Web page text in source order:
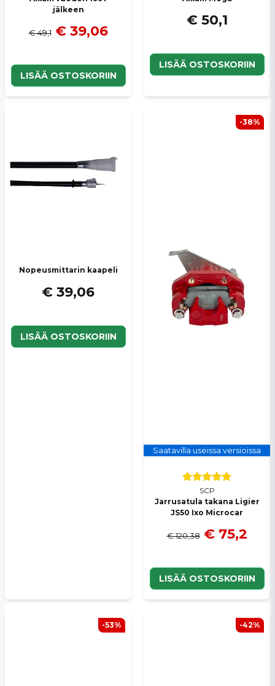
jälkeen
€ 49,1 € 39,06
LISÄÄ OSTOSKORIIN
€ 50,1
LISÄÄ OSTOSKORIIN
Nopeusmittarin kaapeli
€ 39,06
LISÄÄ OSTOSKORIIN
Saatavilla useissa versioissa
SCP
Jarrusatula takana Ligier
JS50 Ixo Microcar
€ 120,38 € 75,2
LISÄÄ OSTOSKORIIN
-38%
-53% -42%